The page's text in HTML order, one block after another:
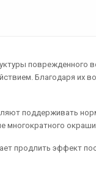
поврежденного
Благодаря их
поддерживать
многократного
продлить эффект